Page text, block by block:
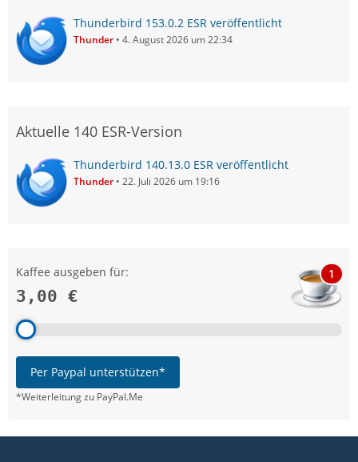
Thunderbird 153.0.2 ESR veröffentlicht
Thunder 4. August 2026 um 22:34
Aktuelle 140 ESR-Version
Thunderbird 140.13.0 ESR veröffentlicht
Thunder 22. Juli 2026 um 19:16
Kaffee ausgeben für:
3,00 €
1
Per Paypal unterstützen*
*Weiterleitung zu PayPal.Me